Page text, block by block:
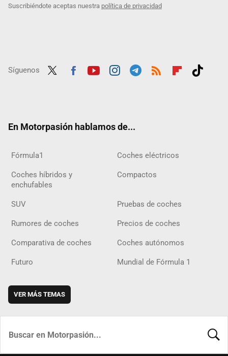
Suscribiéndote aceptas nuestra política de privacidad
Síguenos
En Motorpasión hablamos de...
Fórmula1 Coches eléctricos
Coches híbridos y
enchufables
Compactos
SUV Pruebas de coches
Rumores de coches Precios de coches
Comparativa de coches Coches autónomos
Futuro Mundial de Fórmula 1
VER MÁS TEMAS